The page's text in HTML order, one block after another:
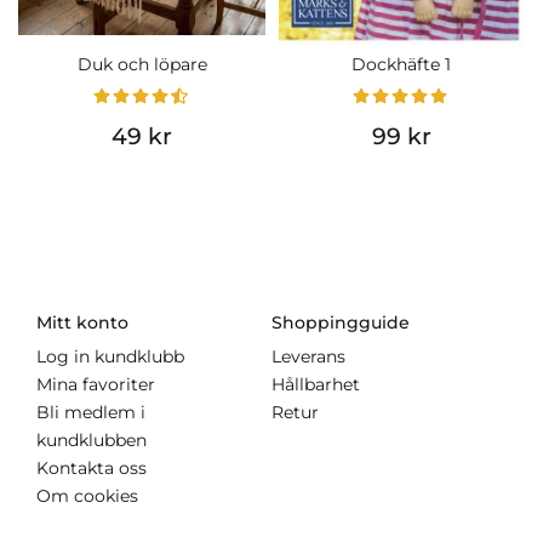
Duk och löpare
49 kr
Dockhäfte 1
99 kr
Mitt konto
Log in kundklubb
Mina favoriter
Bli medlem i
kundklubben
Kontakta oss
Om cookies
Shoppingguide
Leverans
Hållbarhet
Retur